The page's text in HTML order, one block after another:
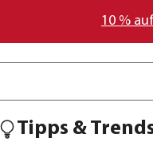
10 %
Tipps &